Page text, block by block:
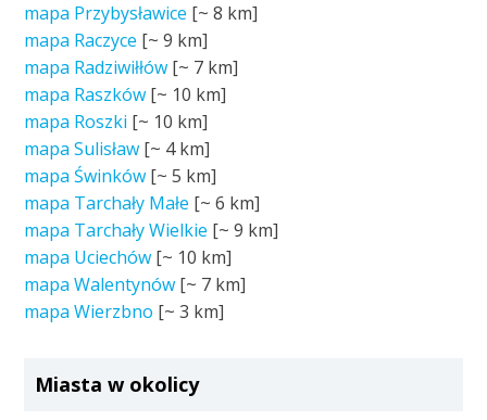
mapa Przybysławice [~8 km]
mapa Raczyce [~9 km]
mapa Radziwiłłów [~ 7 km]
mapa Raszków [~ 10 km]
mapa Roszki [~ 10 km]
mapa Sulisław [~ 4 km]
mapa Świnków [~5 km]
mapa Tarchały Małe [~6 km]
mapa Tarchały Wielkie [~9 km]
mapa Uciechów [~ 10 km]
mapa Walentynów [~ 7 km]
mapa Wierzbno [~3 km]
Miasta w okolicy